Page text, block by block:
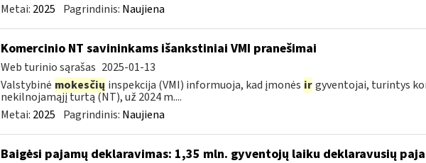
Metai: 2025 Pagrindinis: Naujiena
Komercinio NT savininkams išankstiniai VMI pranešimai
Web turinio sąrašas 2025-01-13
Valstybinė mokesčių inspekcija (VMI) informuoja, kad įmonės ir gyventojai, turintys
nekilnojamąjį turtą (NT), už 2024 m....
Metai: 2025 Pagrindinis: Naujiena
Baigėsi pajamų deklaravimas: 1,35 mln. gyventojų laiku deklaravusių